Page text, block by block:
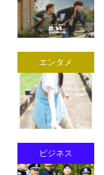
エンタメ
ビジネス